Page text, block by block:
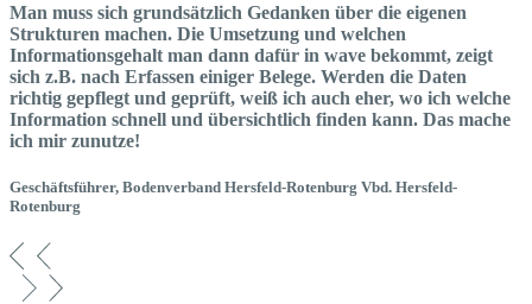
Man muss sich grundsätzlich Gedanken über die eigenen
Strukturen machen. Die Umsetzung und welchen
Informationsgehalt man dann dafür in wave bekommt, zeigt
sich z.B. nach Erfassen einiger Belege. Werden die Daten
richtig gepflegt und geprüft, weiß ich auch eher, wo ich welche
Information schnell und übersichtlich finden kann. Das mache
ich mir zunutze!
Geschäftsführer, Bodenverband Hersfeld-Rotenburg Vbd. Hersfeld-
Rotenburg